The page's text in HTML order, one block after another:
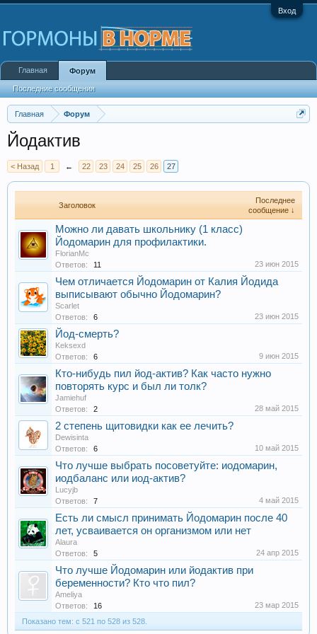
Вход
Главная Форум
Йодактив
< Назад 1 ← 22 23 24 25 26 27
Заголовок
Последнее
сообщение ↓
Можно ли давать школьнику (1 класс)
Йодомарин для профилактики.
FlorianMc
Ответов:
11 23 июн 2015
Чем отличается Йодомарин от Калия Йодида
выписывают обычно Йодомарин?
Scarlet
Ответов:
6 23 июн 2015
Йод-смерть?
Keksexd
Ответов:
6 9 июн 2015
Кто-нибудь пил йод-актив? Как часто нужно
повторять курс и был ли толк?
Jamiehuf
Ответов:
2 28 май 2015
2 степень щитовидки как ее лечить?
Dewisinta
Ответов:
6 10 май 2015
Что лучше выбрать посоветуйте: иодомарин,
иодбаланс или иод-актив?
Lucyjb
Ответов:
7 4 май 2015
Есть ли смысл принимать Йодомарин после 40
лет, усваивается он организмом или нет
Alaura
Ответов:
5 24 апр 2015
Что лучше Йодомарин или йодактив при
беременности? Кто что пил?
Ameliya
Ответов:
16
23 мар 2015
Показано тем: с 521 по 528 из 528.
Главная Форум
Последние сообщения